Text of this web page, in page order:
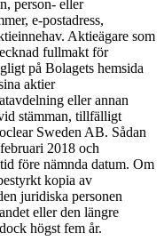
person- eller
e-postadress,
Aktieägare som
fullmakt för
på Bolagets hemsida
aktier
eller annan
stämman, tillfälligt
Sweden AB. Sådan
2018 och
före nämnda datum. Om
kopia av
juridiska personen
eller den längre
högst fem år.